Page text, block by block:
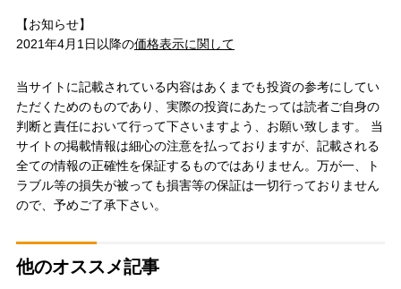
【お知らせ】
2021年4月1日以降の価格表示に関して
当サイトに記載されている内容はあくまでも投資の参考にしてい
ただくためのものであり、実際の投資にあたっては読者ご自身の
判断と責任において行って下さいますよう、お願い致します。 当
サイトの掲載情報は細心の注意を払っておりますが、記載される
全ての情報の正確性を保証するものではありません。万が一、ト
ラブル等の損失が被っても損害等の保証は一切行っておりません
ので、予めご了承下さい。
他のオススメ記事